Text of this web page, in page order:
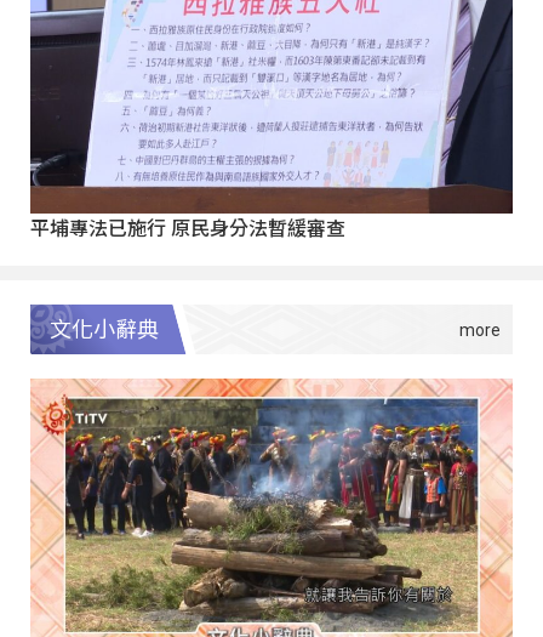
平埔專法已施行 原民身分法暫緩審查
文化小辭典